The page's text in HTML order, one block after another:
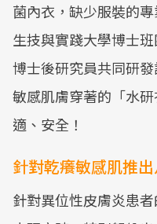
菌內衣，缺少服裝的
生技與實踐大學博士
博士後研究員共同研
敏感肌膚穿著的「水
適、安全！
針對乾癢敏感肌推
針對異位性皮膚炎患